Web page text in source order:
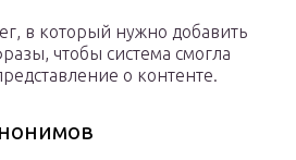
в который нужно добавить
чтобы система смогла
о контенте.